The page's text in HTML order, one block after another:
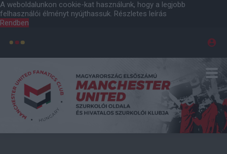
A weboldalunkon cookie-kat használunk, hogy a legjobb
felhasználói élményt nyújthassuk. Részletes leírás
Rendben